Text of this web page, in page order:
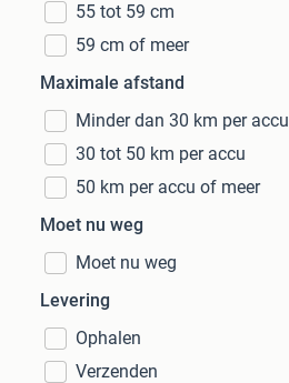
55 tot 59 cm
59 cm of meer
Maximale afstand
Minder dan 30 km per accu
30 tot 50 km per accu
50 km per accu of meer
Moet nu weg
Moet nu weg
Levering
Ophalen
Verzenden